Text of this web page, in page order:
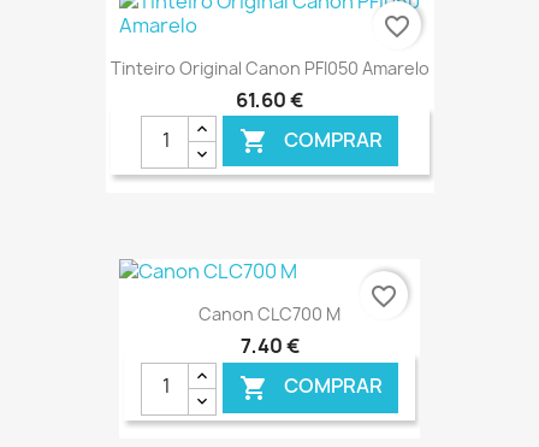
€ ONLINE
Tinteiro Original Canon PFI050 Amarelo
61,60 €
 COMPRAR
favorite_border
Canon CLC700 M
7,40 €
 COMPRAR
favorite_border